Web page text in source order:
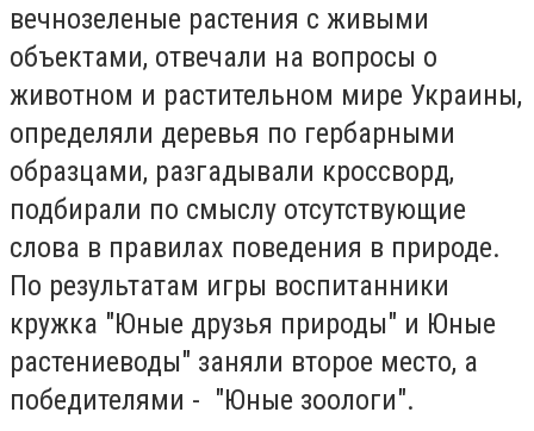
вечнозеленые растения с живыми
объектами, отвечали на вопросы о
животном и растительном мире Украины,
определяли деревья по гербарными
образцами, разгадывали кроссворд,
подбирали по смыслу отсутствующие
слова в правилах поведения в природе.
По результатам игры воспитанники
кружка "Юные друзья природы" и Юные
растениеводы" заняли второе место, а
победителями - "Юные зоологи".